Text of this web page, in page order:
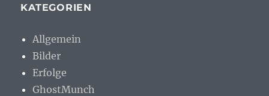
KATEGORIEN
Allgemein
Bilder
Erfolge
GhostMunch